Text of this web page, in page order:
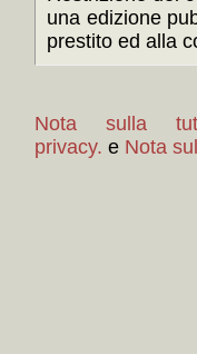
una edizione
prestito ed alla
Nota sulla
privacy. e Nota